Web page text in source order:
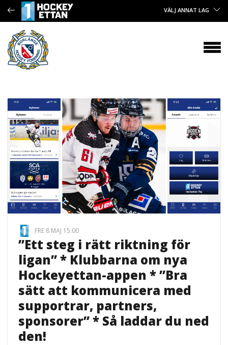
VÄLJ ANNAT LAG
FRE 8 MAJ 15:00
”Ett steg i rätt riktning för
ligan” * Klubbarna om nya
Hockeyettan-appen * ”Bra
sätt att kommunicera med
supportrar, partners,
sponsorer” * Så laddar du ned
den!